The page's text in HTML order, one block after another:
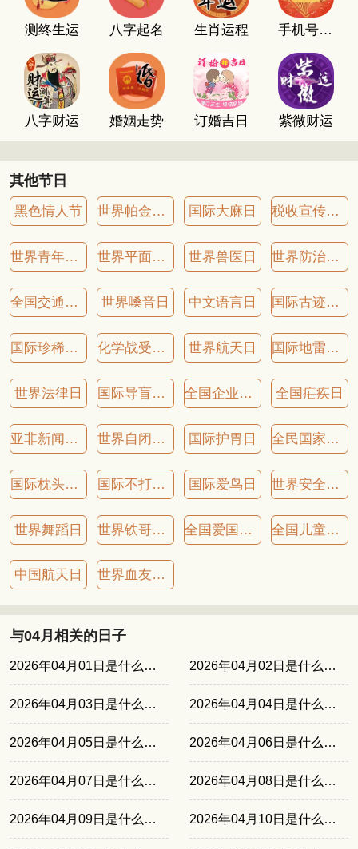
测终生运 八字起名 生肖运程 手机号码测吉凶
八字财运 婚姻走势 订婚吉日 紫微财运
其他节日
黑色情人节 世界帕金森病日 国际大麻日 税收宣传月(四月)
世界青年反对殖民主义日 世界平面设计日 世界兽医日 世界防治疟疾日
全国交通安全反思日 世界嗓音日 中文语言日 国际古迹遗址日
国际珍稀动物保护日 化学战受害者纪念日 世界航天日 国际地雷行动日
世界法律日 国际导盲犬日 全国企业家活动日 全国疟疾日
亚非新闻工作者节 世界自闭症日 国际护胃日 全民国家安全教育日
国际枕头大战日 国际不打小孩日 国际爱鸟日 世界安全生产与健康日
世界舞蹈日 世界铁哥们儿日 全国爱国卫生运动月(四月) 全国儿童预防接种宣传日
中国航天日 世界血友病日
与04月相关的日子
2026年04月01日是什么日子 2026年04月02日是什么日子
2026年04月03日是什么日子 2026年04月04日是什么日子
2026年04月05日是什么日子 2026年04月06日是什么日子
2026年04月07日是什么日子 2026年04月08日是什么日子
2026年04月09日是什么日子 2026年04月10日是什么日子